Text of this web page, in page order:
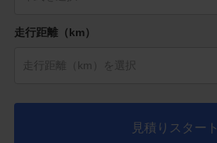
走行距離（km）
見積りスタート